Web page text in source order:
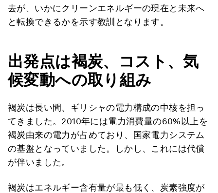
去が、いかにクリーンエネルギーの現在と未来へ
と転換できるかを示す教訓となります。
出発点は褐炭、コスト、気
候変動への取り組み
褐炭は長い間、ギリシャの電力構成の中核を担っ
てきました。2010年には電力消費量の60%以上を
褐炭由来の電力が占めており、国家電力システム
の基盤となっていました。しかし、これには代償
が伴いました。
褐炭はエネルギー含有量が最も低く、炭素強度が